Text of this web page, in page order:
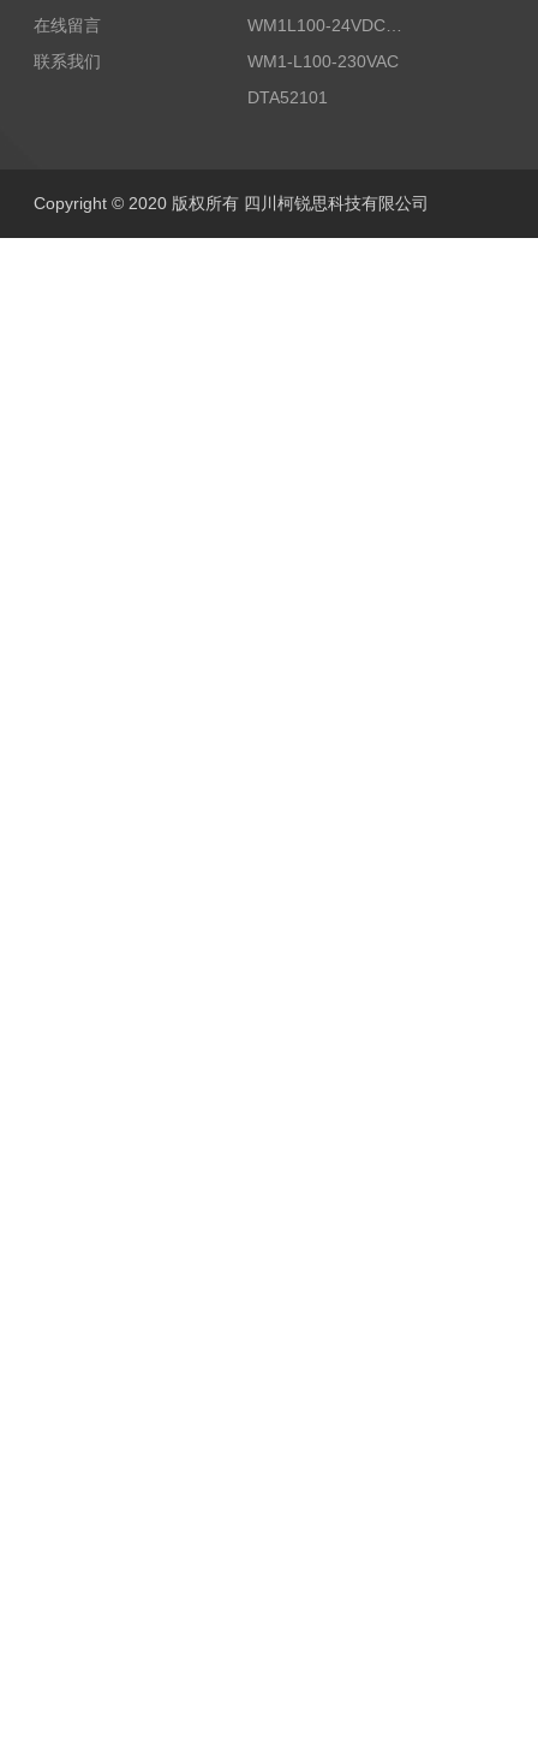
在线留言
联系我们
WM1L100-24VDC/T5X
WM1-L100-230VAC
DTA52101
Copyright © 2020 版权所有 四川柯锐思科技有限公司